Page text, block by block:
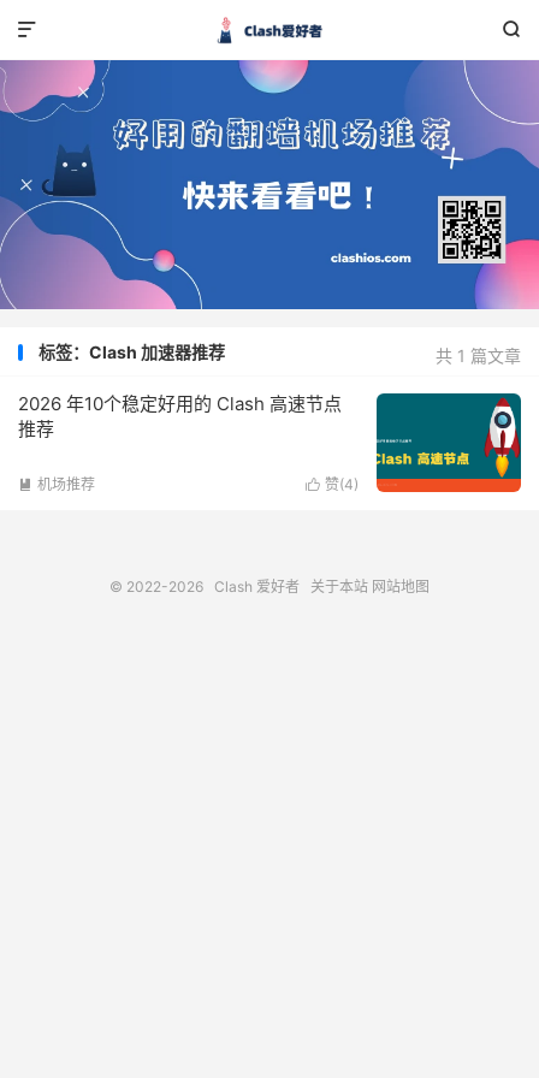


共 1 篇文章
标签：Clash 加速器推荐
2026 年10个稳定好用的 Clash 高速节点
推荐
 赞(4)
 机场推荐
© 2022-2026 Clash 爱好者 关于本站 网站地图